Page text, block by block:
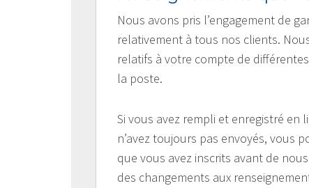
Nous avons pris l’engagement de
relativement à tous nos clients.
relatifs à votre compte de
la poste.
Si vous avez rempli et enregistré
n’avez toujours pas envoyés, vous
que vous avez inscrits avant de
des changements aux